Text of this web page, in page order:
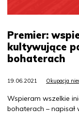
Premier:
kultywujące
bohaterach
19.06.2021 Okupacja
Wspieram wszelkie
bohaterach – napisał